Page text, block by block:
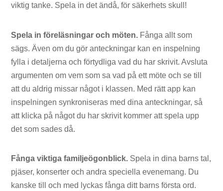
viktig tanke. Spela in det ändå, för säkerhets skull!
Spela in föreläsningar och möten. Fånga allt som
sägs. Även om du gör anteckningar kan en inspelning
fylla i detaljerna och förtydliga vad du har skrivit. Avsluta
argumenten om vem som sa vad på ett möte och se till
att du aldrig missar något i klassen. Med rätt app kan
inspelningen synkroniseras med dina anteckningar, så
att klicka på något du har skrivit kommer att spela upp
det som sades då.
Fånga viktiga familjeögonblick. Spela in dina barns tal,
pjäser, konserter och andra speciella evenemang. Du
kanske till och med lyckas fånga ditt barns första ord.